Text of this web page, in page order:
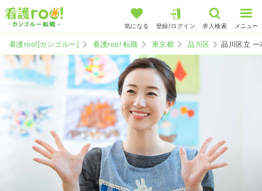
気になる 登録/ログイン 求人検索 メニュー
看護roo![カンゴルー] 看護roo! 転職 東京都 品川区 品川区立 一